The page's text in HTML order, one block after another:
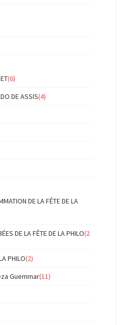
(6)
DE ASSIS(4)
DE LA FÊTE DE LA
DE LA FÊTE DE LA PHILO(2
PHILO(2)
Guemmar(11)